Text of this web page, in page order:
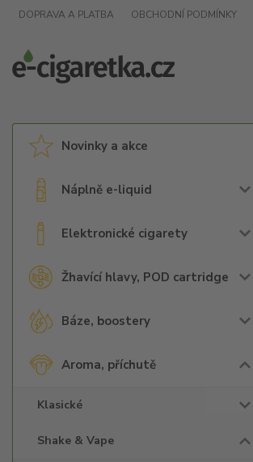
DOPRAVA A PLATBA OBCHODNÍ PODMÍNKY
Novinky a akce
Náplně e-liquid
Elektronické cigarety
Žhavící hlavy, POD cartridge
Báze, boostery
Aroma, příchutě
Klasické
Shake & Vape